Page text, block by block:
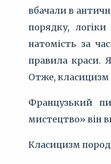
вбачали в
порядку,
натомість за
правила краси.
Отже, класицизм
Французький
мистецтво» він
Класицизм